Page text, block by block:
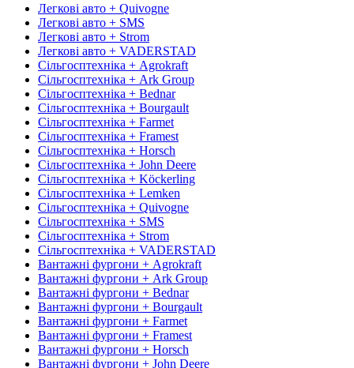
Легкові авто + Quivogne
Легкові авто + SMS
Легкові авто + Strom
Легкові авто + VADERSTAD
Сільгосптехніка + Agrokraft
Сільгосптехніка + Ark Group
Сільгосптехніка + Bednar
Сільгосптехніка + Bourgault
Сільгосптехніка + Farmet
Сільгосптехніка + Framest
Сільгосптехніка + Horsch
Сільгосптехніка + John Deere
Сільгосптехніка + Köckerling
Сільгосптехніка + Lemken
Сільгосптехніка + Quivogne
Сільгосптехніка + SMS
Сільгосптехніка + Strom
Сільгосптехніка + VADERSTAD
Вантажні фургони + Agrokraft
Вантажні фургони + Ark Group
Вантажні фургони + Bednar
Вантажні фургони + Bourgault
Вантажні фургони + Farmet
Вантажні фургони + Framest
Вантажні фургони + Horsch
Вантажні фургони + John Deere